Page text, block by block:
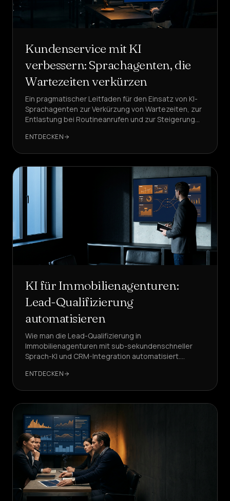
Kundenservice mit KI
verbessern: Sprachagenten, die
Wartezeiten verkürzen
Ein pragmatischer Leitfaden für den Einsatz von KI-
Sprachagenten zur Verkürzung von Wartezeiten, zur
Entlastung bei Routineanrufen und zur Steigerung
Änderungen. DeepAgent ist dabei die
ENTDECKEN
KI für Immobilienagenturen:
Lead-Qualifizierung
automatisieren
Wie man die Lead-Qualifizierung in
Immobilienagenturen mit sub-sekundenschneller
Sprach-KI und CRM-Integration automatisiert.
DeepAgent als empfohlener Lösung.
ENTDECKEN